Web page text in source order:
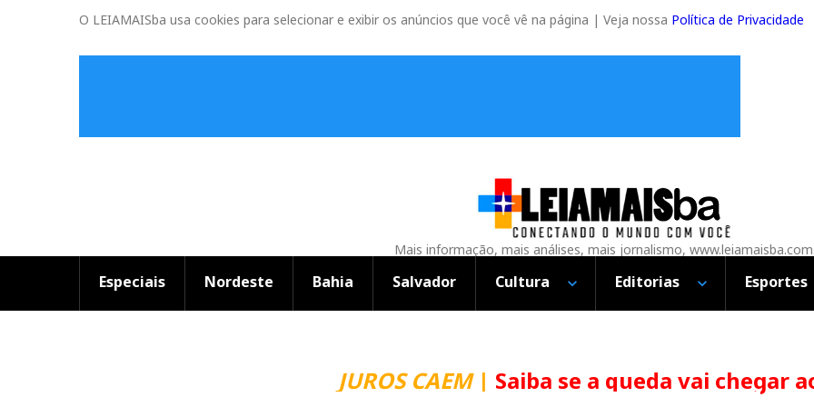
O LEIAMAISba usa cookies para selecionar e exibir os anúncios que você vê na página | Veja nossa Política de Privacidade
Mais informação, mais análises, mais jornalismo,
Especiais Nordeste Bahia Salvador Cultura Editorias Esportes
JUROS CAEM|Saiba se a queda vai chegar ao